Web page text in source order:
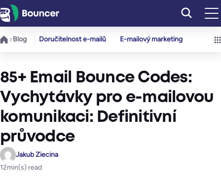
Přeskočit
na
obsah
Blog Doručitelnost e-mailů E-mailový marketing
85+ Email Bounce Codes:
Vychytávky pro e-mailovou
komunikaci: Definitivní
průvodce
Jakub Ziecina
12min(s) read